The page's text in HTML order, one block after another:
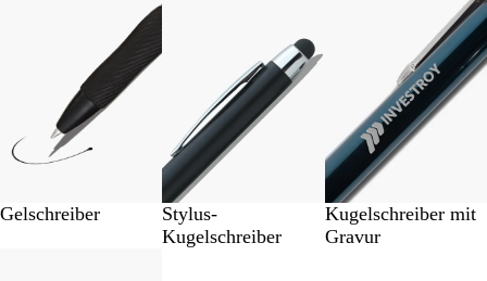
Gelschreiber
Stylus-
Kugelschreiber
Kugelschreiber mit
Gravur